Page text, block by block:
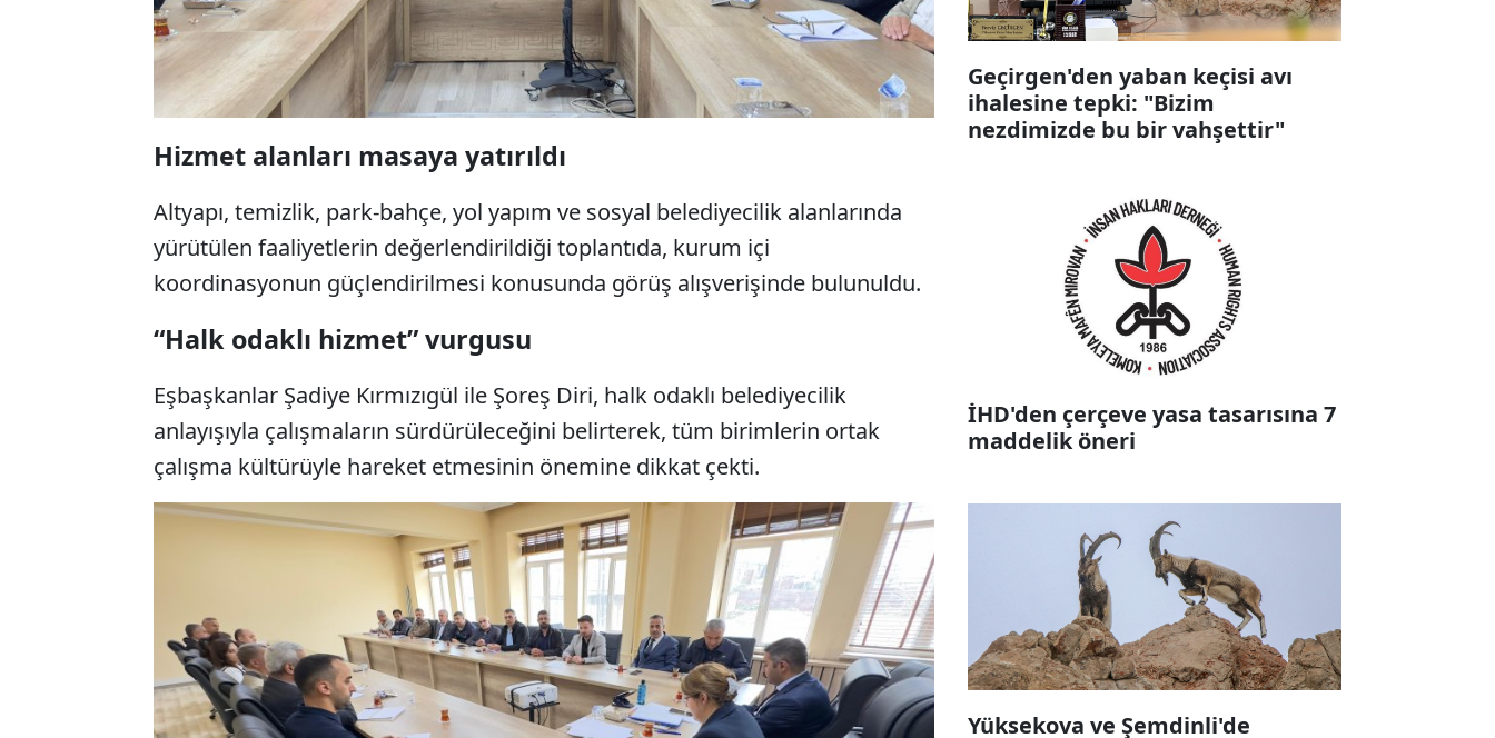
Hizmet alanları masaya yatırıldı
Altyapı, temizlik, park-bahçe, yol yapım ve sosyal belediyecilik alanlarında
yürütülen faaliyetlerin değerlendirildiği toplantıda, kurum içi
koordinasyonun güçlendirilmesi konusunda görüş alışverişinde bulunuldu.
“Halk odaklı hizmet” vurgusu
Eşbaşkanlar Şadiye Kırmızıgül ile Şoreş Diri, halk odaklı belediyecilik
anlayışıyla çalışmaların sürdürüleceğini belirterek, tüm birimlerin ortak
çalışma kültürüyle hareket etmesinin önemine dikkat çekti.
Geçirgen'den yaban keçisi avı
ihalesine tepki: "Bizim
nezdimizde bu bir vahşettir"
İHD'den çerçeve yasa tasarısına 7
maddelik öneri
Yüksekova ve Şemdinli'de